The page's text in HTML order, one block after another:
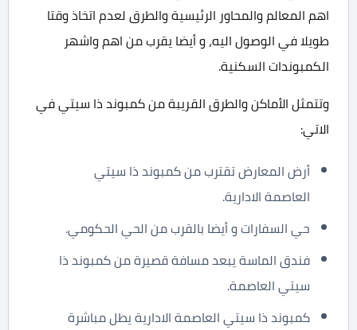
اهم المعالم والمحاور الرئيسية والطرق لعدم اتخاذ وقتا
طويلا في الوصول اليه، و أيضا يقرب من اهم واشهر
الكمبوندات السكنية.
وتتمثل الأماكن والطرق القريبة من كمبوند ذا سيتي في
الاتي:
أرض المعارض تقترب من كمبوند ذا سيتي
العاصمة الادارية.
حي السفارات و أيضا بالقرب من الحي الحكومي.
فندق الماسة يبعد مسافة قصيرة من كمبوند ذا
سيتي العاصمة.
كمبوند ذا سيتي العاصمة الادارية يطل مباشرة